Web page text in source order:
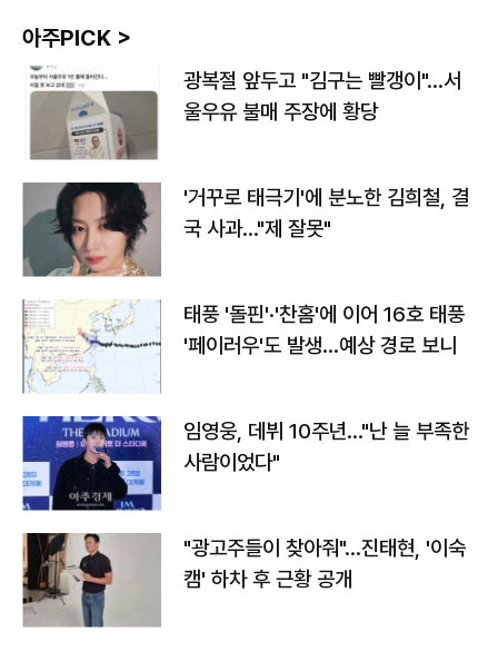
아주PICK >
광복절 앞두고 "김구는 빨갱이"…서
울우유 불매 주장에 황당
'거꾸로 태극기'에 분노한 김희철, 결
국 사과…"제 잘못"
태풍 '돌핀'·'찬홈'에 이어 16호 태풍
'페이러우'도 발생…예상 경로 보니
임영웅, 데뷔 10주년…"난 늘 부족한
사람이었다"
"광고주들이 찾아줘"…진태현, '이숙
캠' 하차 후 근황 공개